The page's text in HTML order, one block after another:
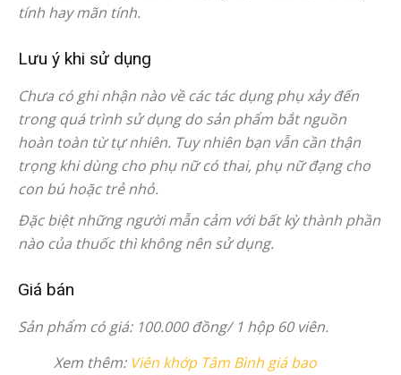
tính hay mãn tính.
Lưu ý khi sử dụng
Chưa có ghi nhận nào về các tác dụng phụ xảy đến
trong quá trình sử dụng do sản phẩm bắt nguồn
hoàn toàn từ tự nhiên. Tuy nhiên bạn vẫn cần thận
trọng khi dùng cho phụ nữ có thai, phụ nữ đạng cho
con bú hoặc trẻ nhỏ.
Đặc biệt những người mẫn cảm với bất kỳ thành phần
nào của thuốc thì không nên sử dụng.
Giá bán
Sản phẩm có giá: 100.000 đồng/ 1 hộp 60 viên.
Xem thêm: Viên khớp Tâm Bình giá bao